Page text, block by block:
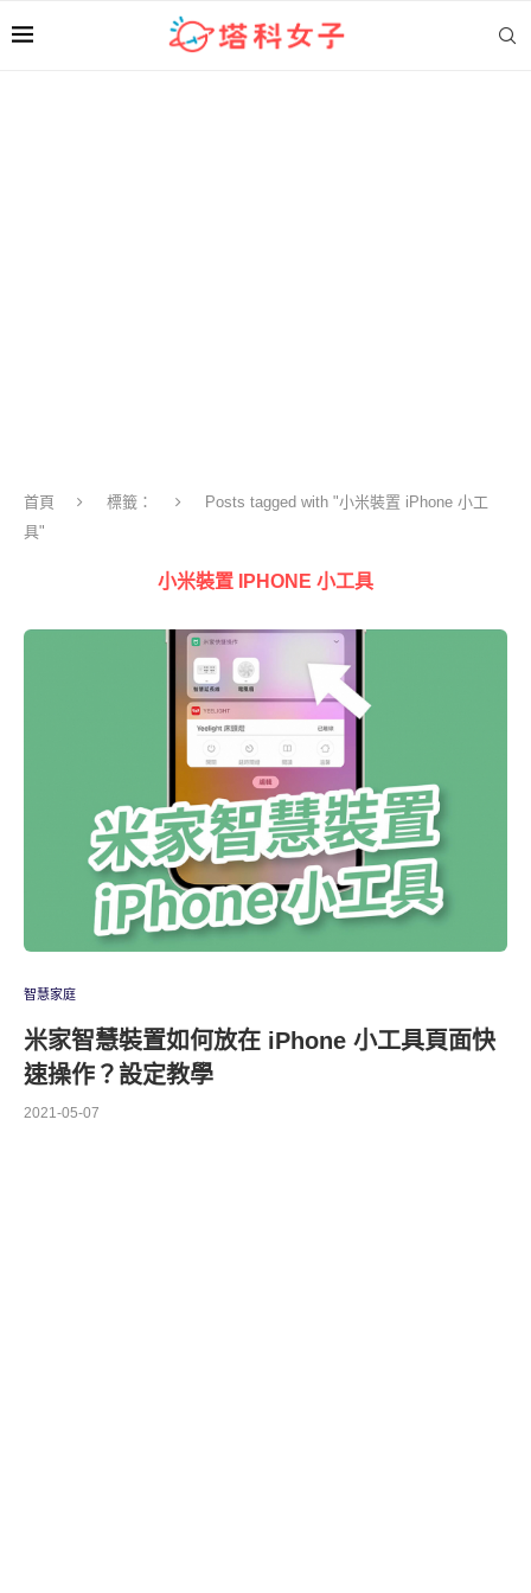
首頁 標籤：
Posts tagged with "小米裝置 iPhone 小工
具"
小米裝置 IPHONE 小工具
智慧家庭
米家智慧裝置如何放在 iPhone 小工具頁面快
速操作？設定教學
2021-05-07